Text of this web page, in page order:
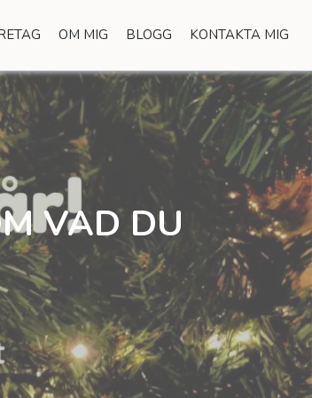
OM MIG BLOGG KONTAKTA MIG
VAD DU